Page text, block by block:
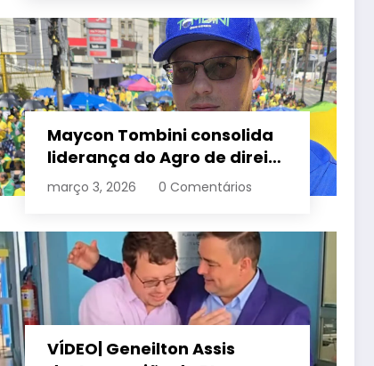
Maycon Tombini consolida
liderança do Agro de direita
em manifestação “Acorda
Brasil” em Goiânia
março 3, 2026 0 Comentários
VÍDEO| Geneilton Assis